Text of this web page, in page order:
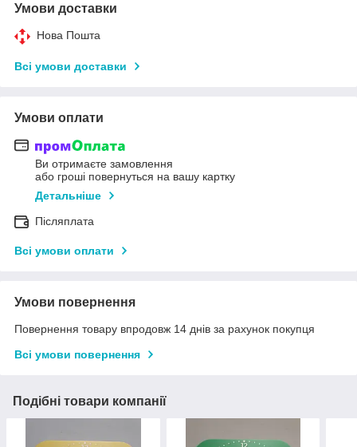
Умови доставки
Нова Пошта
Всі умови доставки
Умови оплати
Ви отримаєте замовлення
або гроші повернуться на вашу картку
Детальніше
Післяплата
Всі умови оплати
Умови повернення
Повернення товару впродовж 14 днів за рахунок покупця
Всі умови повернення
Подібні товари компанії